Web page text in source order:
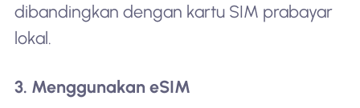
dibandingkan dengan kartu SIM prabayar
lokal.
3. Menggunakan eSIM